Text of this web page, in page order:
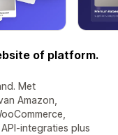
of platform.
Met
Amazon,
integraties plus